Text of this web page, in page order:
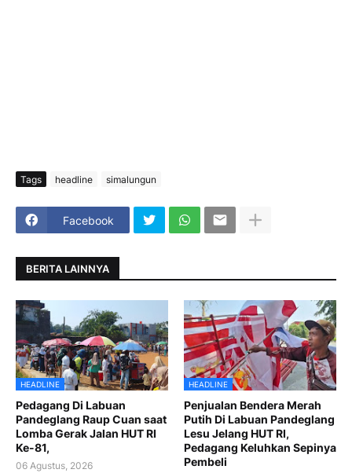
Tags headline simalungun
Facebook
BERITA LAINNYA
HEADLINE
Pedagang Di Labuan
Pandeglang Raup Cuan saat
Lomba Gerak Jalan HUT RI
Ke-81,
06 Agustus, 2026
HEADLINE
Penjualan Bendera Merah
Putih Di Labuan Pandeglang
Lesu Jelang HUT RI,
Pedagang Keluhkan Sepinya
Pembeli